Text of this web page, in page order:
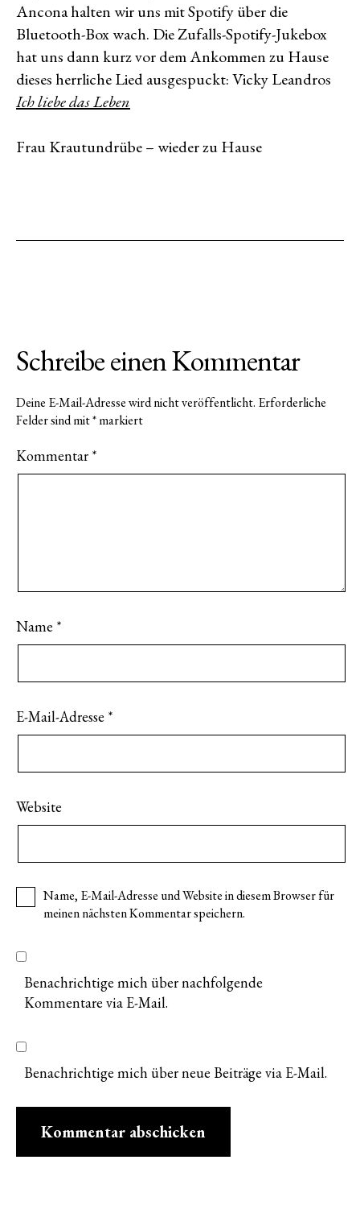
Ancona halten wir uns mit Spotify über die
Bluetooth-Box wach. Die Zufalls-Spotify-Jukebox
hat uns dann kurz vor dem Ankommen zu Hause
dieses herrliche Lied ausgespuckt: Vicky Leandros
Ich liebe das Leben
Frau Krautundrübe – wieder zu Hause
Schreibe einen Kommentar
Deine E-Mail-Adresse wird nicht veröffentlicht. Erforderliche
Felder sind mit*markiert
Kommentar *
Name *
E-Mail-Adresse *
Website
Name, E-Mail-Adresse und Website in diesem Browser für
meinen nächsten Kommentar speichern.
Benachrichtige mich über nachfolgende
Kommentare via E-Mail.
Benachrichtige mich über neue Beiträge via E-Mail.